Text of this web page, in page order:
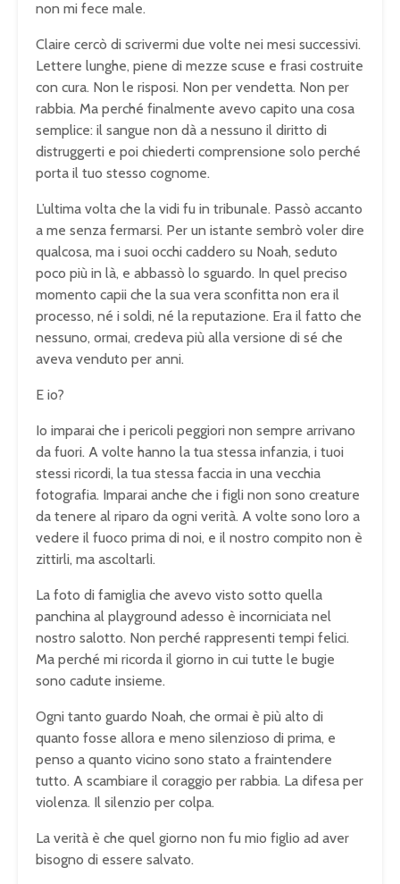
non mi fece male.
Claire cercò di scrivermi due volte nei mesi successivi.
Lettere lunghe, piene di mezze scuse e frasi costruite
con cura. Non le risposi. Non per vendetta. Non per
rabbia. Ma perché finalmente avevo capito una cosa
semplice: il sangue non dà a nessuno il diritto di
distruggerti e poi chiederti comprensione solo perché
porta il tuo stesso cognome.
L’ultima volta che la vidi fu in tribunale. Passò accanto
a me senza fermarsi. Per un istante sembrò voler dire
qualcosa, ma i suoi occhi caddero su Noah, seduto
poco più in là, e abbassò lo sguardo. In quel preciso
momento capii che la sua vera sconfitta non era il
processo, né i soldi, né la reputazione. Era il fatto che
nessuno, ormai, credeva più alla versione di sé che
aveva venduto per anni.
E io?
Io imparai che i pericoli peggiori non sempre arrivano
da fuori. A volte hanno la tua stessa infanzia, i tuoi
stessi ricordi, la tua stessa faccia in una vecchia
fotografia. Imparai anche che i figli non sono creature
da tenere al riparo da ogni verità. A volte sono loro a
vedere il fuoco prima di noi, e il nostro compito non è
zittirli, ma ascoltarli.
La foto di famiglia che avevo visto sotto quella
panchina al playground adesso è incorniciata nel
nostro salotto. Non perché rappresenti tempi felici.
Ma perché mi ricorda il giorno in cui tutte le bugie
sono cadute insieme.
Ogni tanto guardo Noah, che ormai è più alto di
quanto fosse allora e meno silenzioso di prima, e
penso a quanto vicino sono stato a fraintendere
tutto. A scambiare il coraggio per rabbia. La difesa per
violenza. Il silenzio per colpa.
La verità è che quel giorno non fu mio figlio ad aver
bisogno di essere salvato.